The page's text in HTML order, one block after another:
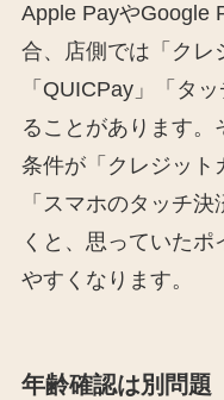
Apple PayやGoogle
合、店側では「クレ
「QUICPay」「タ
ることがあります
条件が「クレジット
「スマホのタッチ
くと、思っていた
やすくなります。
年齢確認は別問題